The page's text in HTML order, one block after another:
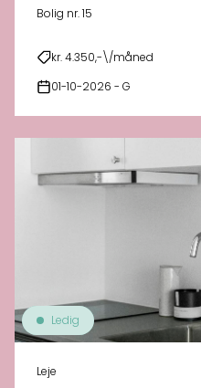
Bolig nr. 15
kr. 4.350,-\/måned
01-10-2026 - G
Ledig
Leje